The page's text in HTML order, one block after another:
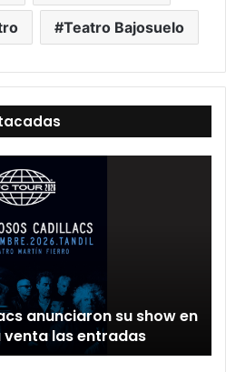
Teatro Bajosuelo
anunciaron su show en
venta las entradas